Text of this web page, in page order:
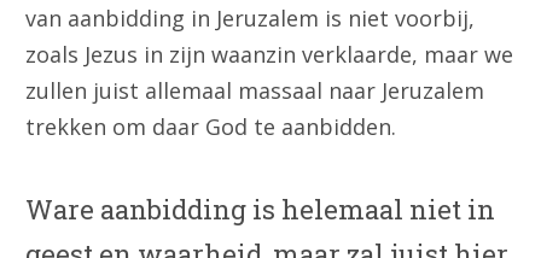
van aanbidding in Jeruzalem is niet voorbij,
zoals Jezus in zijn waanzin verklaarde, maar we
zullen juist allemaal massaal naar Jeruzalem
trekken om daar God te aanbidden.
Ware aanbidding is helemaal niet in